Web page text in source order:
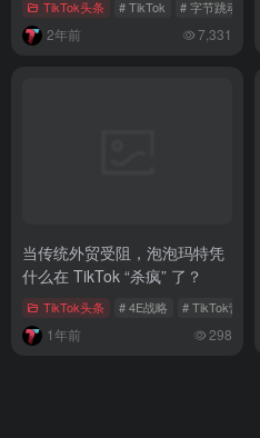
TikTok头条 # TikTok # 字节跳动
2年前 7,331
当传统外贸受阻，泡泡玛特凭
什么在 TikTok “杀疯” 了？
TikTok头条 # 4E战略 # TikTok营销
1年前 298